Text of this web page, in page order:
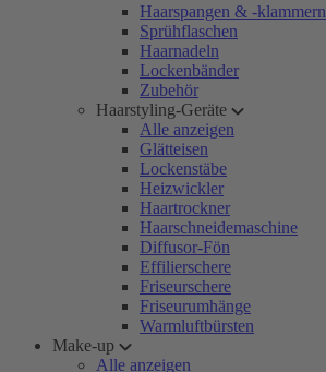
Haarspangen & -klammern
Sprühflaschen
Haarnadeln
Lockenbänder
Zubehör
Haarstyling-Geräte
Alle anzeigen
Glätteisen
Lockenstäbe
Heizwickler
Haartrockner
Haarschneidemaschine
Diffusor-Fön
Effilierschere
Friseurschere
Friseurumhänge
Warmluftbürsten
Make-up
Alle anzeigen